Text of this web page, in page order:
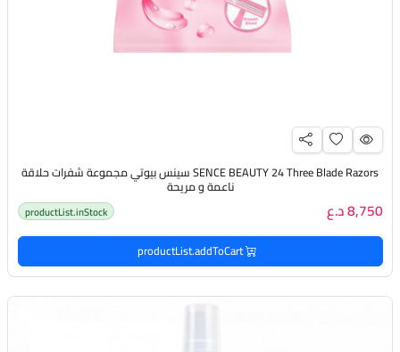
SENCE BEAUTY 24 Three Blade Razors سينس بيوتي مجموعة شفرات حلاقة
ناعمة و مريحة
8,750 د.ع productList.inStock
productList.addToCart